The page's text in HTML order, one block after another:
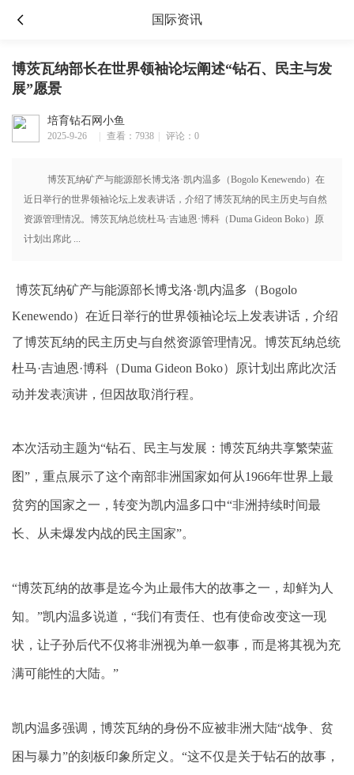
国际资讯
博茨瓦纳部长在世界领袖论坛阐述“钻石、民主与发
展”愿景
培育钻石网小鱼
2025-9-26
查看：7938 评论：0
博茨瓦纳矿产与能源部长博戈洛·凯内温多（Bogolo Kenewendo）在
近日举行的世界领袖论坛上发表讲话，介绍了博茨瓦纳的民主历史与自然
资源管理情况。博茨瓦纳总统杜马·吉迪恩·博科（Duma Gideon Boko）原
计划出席此 ...
博茨瓦纳矿产与能源部长博戈洛·凯内温多（Bogolo
Kenewendo）在近日举行的世界领袖论坛上发表讲话，介绍
了博茨瓦纳的民主历史与自然资源管理情况。博茨瓦纳总统
杜马·吉迪恩·博科（Duma Gideon Boko）原计划出席此次活
动并发表演讲，但因故取消行程。
本次活动主题为“钻石、民主与发展：博茨瓦纳共享繁荣蓝
图”，重点展示了这个南部非洲国家如何从1966年世界上最
贫穷的国家之一，转变为凯内温多口中“非洲持续时间最
长、从未爆发内战的民主国家”。
“博茨瓦纳的故事是迄今为止最伟大的故事之一，却鲜为人
知。”凯内温多说道，“我们有责任、也有使命改变这一现
状，让子孙后代不仅将非洲视为单一叙事，而是将其视为充
满可能性的大陆。”
凯内温多强调，博茨瓦纳的身份不应被非洲大陆“战争、贫
困与暴力”的刻板印象所定义。“这不仅是关于钻石的故事，